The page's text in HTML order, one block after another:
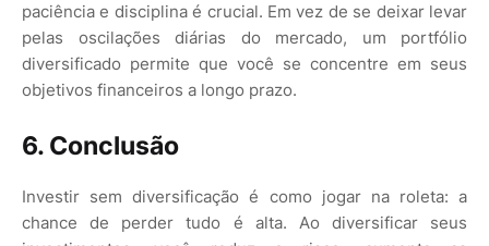
paciência e disciplina é crucial. Em vez de se deixar levar
pelas oscilações diárias do mercado, um portfólio
diversificado permite que você se concentre em seus
objetivos financeiros a longo prazo.
6. Conclusão
Investir sem diversificação é como jogar na roleta: a
chance de perder tudo é alta. Ao diversificar seus